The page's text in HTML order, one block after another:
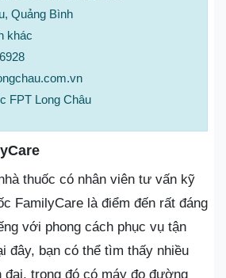
Quảng Bình
khác
FPT Long Châu
thuốc có nhân viên tư vấn kỹ
FamilyCare là điểm đến rất đáng
với phong cách phục vụ tận
đây, bạn có thể tìm thấy nhiều
đại, trong đó có máy đo đường